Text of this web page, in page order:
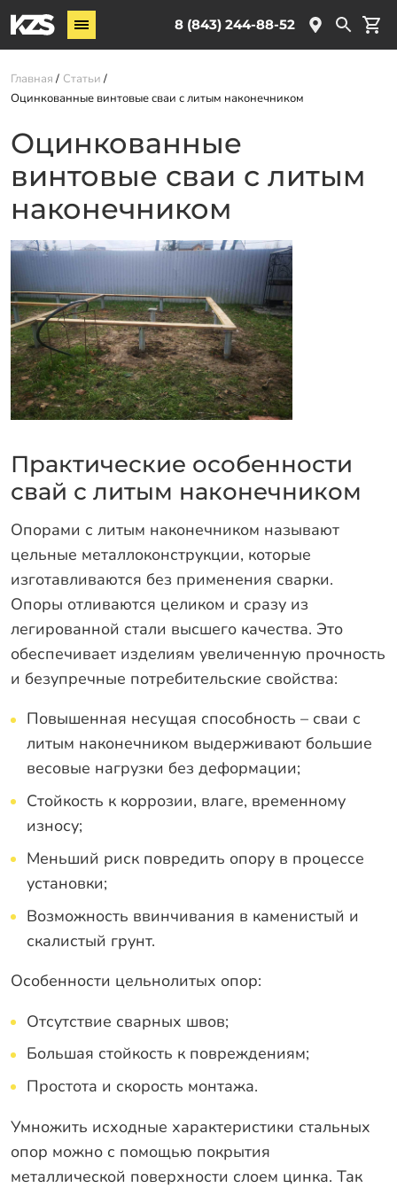
8 (843) 244-88-52
Винтовые сваи
ЖБ сваи
Комплектующие
Услуги
О компании
Новости
Контакты
Доставка
Оплата
Отзывы
Гарантии
Главная
Статьи
Оцинкованные винтовые сваи с литым наконечником
Оцинкованные
винтовые сваи с литым
наконечником
Практические особенности
свай с литым наконечником
Опорами с литым наконечником называют
цельные металлоконструкции, которые
изготавливаются без применения сварки.
Опоры отливаются целиком и сразу из
легированной стали высшего качества. Это
обеспечивает изделиям увеличенную прочность
и безупречные потребительские свойства:
Повышенная несущая способность – сваи с
литым наконечником выдерживают большие
весовые нагрузки без деформации;
Стойкость к коррозии, влаге, временному
износу;
Меньший риск повредить опору в процессе
установки;
Возможность ввинчивания в каменистый и
скалистый грунт.
Особенности цельнолитых опор:
Отсутствие сварных швов;
Большая стойкость к повреждениям;
Простота и скорость монтажа.
Умножить исходные характеристики стальных
опор можно с помощью покрытия
металлической поверхности слоем цинка. Так